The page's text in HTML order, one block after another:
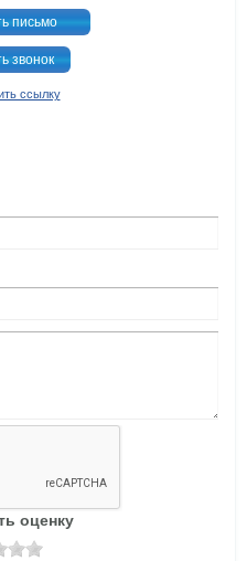
письмо
звонок
ссылку
оценку